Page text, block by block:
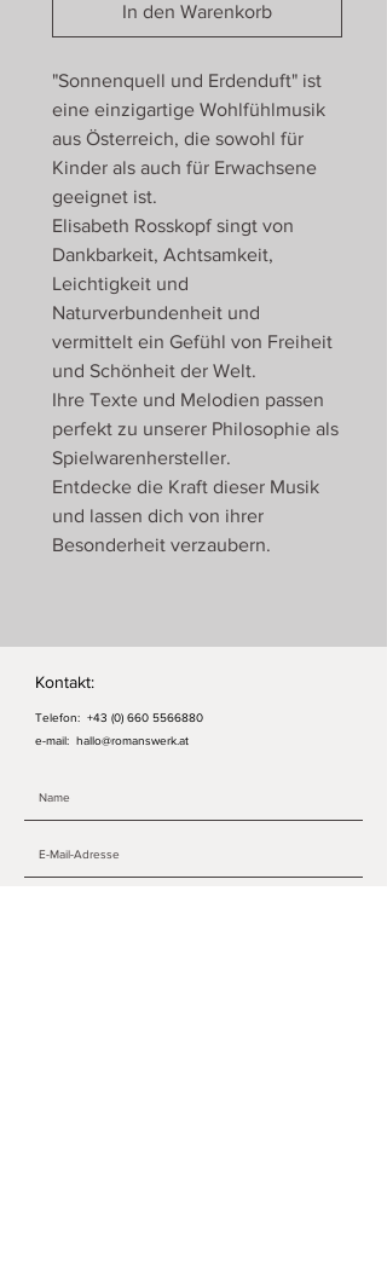
In den Warenkorb
"Sonnenquell und Erdenduft" ist
eine einzigartige Wohlfühlmusik
aus Österreich, die sowohl für
Kinder als auch für Erwachsene
geeignet ist.
Elisabeth Rosskopf singt von
Dankbarkeit, Achtsamkeit,
Leichtigkeit und
Naturverbundenheit und
vermittelt ein Gefühl von Freiheit
und Schönheit der Welt.
Ihre Texte und Melodien passen
perfekt zu unserer Philosophie als
Spielwarenhersteller.
Entdecke die Kraft dieser Musik
und lassen dich von ihrer
Besonderheit verzaubern.
Kontakt:
Telefon: +43 (0) 660 5566880
e-mail: hallo@romanswerk.at